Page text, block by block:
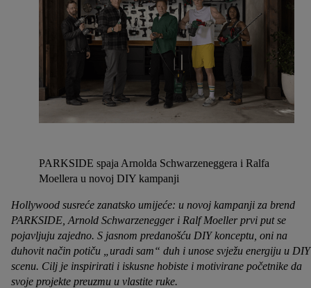
PARKSIDE spaja Arnolda Schwarzeneggera i Ralfa
Moellera u novoj DIY kampanji
Hollywood susreće zanatsko umijeće: u novoj kampanji za brend
PARKSIDE, Arnold Schwarzenegger i Ralf Moeller prvi put se
pojavljuju zajedno. S jasnom predanošću DIY konceptu, oni na
duhovit način potiču „uradi sam“ duh i unose svježu energiju u DIY
scenu. Cilj je inspirirati i iskusne hobiste i motivirane početnike da
svoje projekte preuzmu u vlastite ruke.